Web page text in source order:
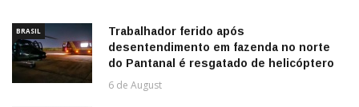
BRASIL
Trabalhador ferido após
desentendimento em fazenda no norte
do Pantanal é resgatado de helicóptero
6 de August